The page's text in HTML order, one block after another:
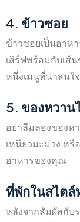
4. ข้าวซอย
ข้าวซอยเป็นอาห
เสิร์ฟพร้อมกับเส้
หนึ่งเมนูที่น่าสนใ
5. ของหวาน
อย่าลืมลองของห
เหนียวมะม่วง หรื
อาหารของคุณ
ที่พักในสไต
หลังจากสัมผัสกับ